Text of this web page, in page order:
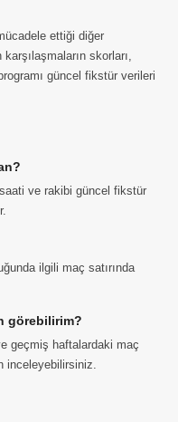
ettiği diğer
skorları,
güncel fikstür verileri
saati ve rakibi güncel fikstür
ilgili maç satırında
görebilirim?
geçmiş haftalardaki maç
inceleyebilirsiniz.